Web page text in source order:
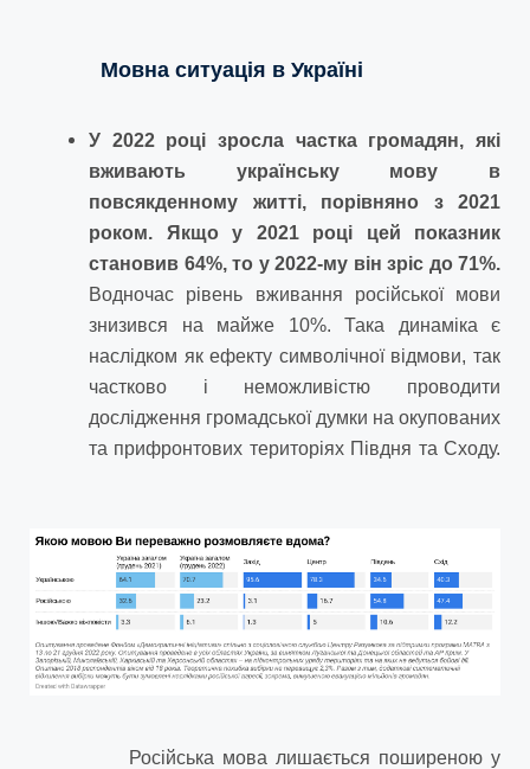
Мовна ситуація в Україні
У 2022 році зросла частка громадян, які
вживають українську мову в
повсякденному житті, порівняно з 2021
роком. Якщо у 2021 році цей показник
становив 64%, то у 2022-му він зріс до 71%.
Водночас рівень вживання російської мови
знизився на майже 10%. Така динаміка є
наслідком як ефекту символічної відмови, так
частково і неможливістю проводити
дослідження громадської думки на окупованих
та прифронтових територіях Півдня та Сходу.
Російська мова лишається поширеною у